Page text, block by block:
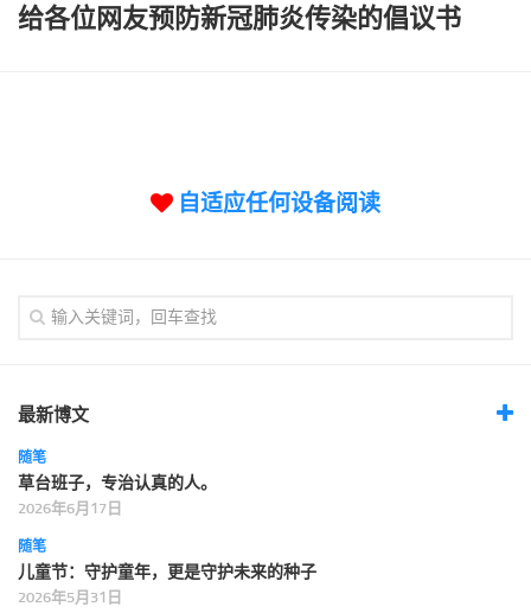
论坛
给各位网友预防新冠肺炎传染的倡议书
自适应任何设备阅读
最新博文
随笔
草台班子，专治认真的人。
2026年6月17日
随笔
儿童节：守护童年，更是守护未来的种子
2026年5月31日